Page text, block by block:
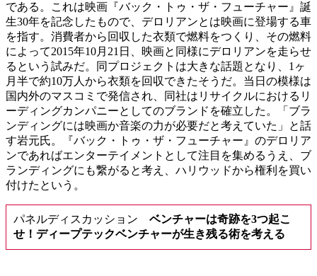
である。これは映画『バック・トゥ・ザ・フューチャー』誕
生30年を記念したもので、デロリアンとは映画に登場する車
を指す。消費者から回収した衣類で燃料をつくり、その燃料
によって2015年10月21日、映画と同様にデロリアンを走らせ
るという試みだ。同プロジェクトは大きな話題となり、1ヶ
月半で約10万人から衣類を回収できたそうだ。当日の模様は
国内外のマスコミで発信され、同社はリサイクルにおけるリ
ーディングカンパニーとしてのブランドを確立した。「ブラ
ンディングには映画か音楽の力が必要だと考えていた」と話
す岩元氏。『バック・トゥ・ザ・フューチャー』のデロリア
ンであればエンターテイメントとして注目を集めるうえ、ブ
ランディングにも繋がると考え、ハリウッドから権利を買い
付けたという。
パネルディスカッション ベンチャーは奇跡を3つ起こ
せ！ディープテックベンチャーが生き残る術を考える